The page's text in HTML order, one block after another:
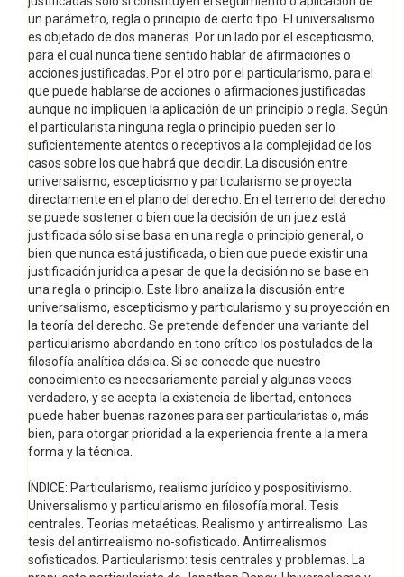
un parámetro, regla o principio de cierto tipo. El universalismo
es objetado de dos maneras. Por un lado por el escepticismo,
para el cual nunca tiene sentido hablar de afirmaciones o
acciones justificadas. Por el otro por el particularismo, para el
que puede hablarse de acciones o afirmaciones justificadas
aunque no impliquen la aplicación de un principio o regla. Según
el particularista ninguna regla o principio pueden ser lo
suficientemente atentos o receptivos a la complejidad de los
casos sobre los que habrá que decidir. La discusión entre
universalismo, escepticismo y particularismo se proyecta
directamente en el plano del derecho. En el terreno del derecho
se puede sostener o bien que la decisión de un juez está
justificada sólo si se basa en una regla o principio general, o
bien que nunca está justificada, o bien que puede existir una
justificación jurídica a pesar de que la decisión no se base en
una regla o principio. Este libro analiza la discusión entre
universalismo, escepticismo y particularismo y su proyección en
la teoría del derecho. Se pretende defender una variante del
particularismo abordando en tono crítico los postulados de la
filosofía analítica clásica. Si se concede que nuestro
conocimiento es necesariamente parcial y algunas veces
verdadero, y se acepta la existencia de libertad, entonces
puede haber buenas razones para ser particularistas o, más
bien, para otorgar prioridad a la experiencia frente a la mera
forma y la técnica.
ÍNDICE: Particularismo, realismo jurídico y pospositivismo.
Universalismo y particularismo en filosofía moral. Tesis
centrales. Teorías metaéticas. Realismo y antirrealismo. Las
tesis del antirrealismo no-sofisticado. Antirrealismos
sofisticados. Particularismo: tesis centrales y problemas. La